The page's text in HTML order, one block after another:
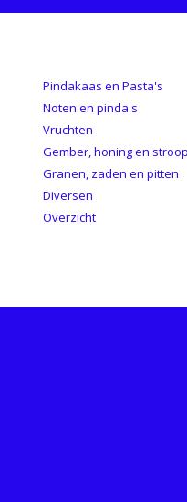
Pindakaas en Pasta's
Noten en pinda's
Vruchten
Gember, honing en stroop
Granen, zaden en pitten
Diversen
Overzicht